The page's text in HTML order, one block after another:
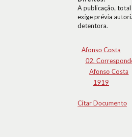
A publicação,
exige prévia
detentora.
Afonso Costa
02.
Afonso Costa
1919
Citar Documento